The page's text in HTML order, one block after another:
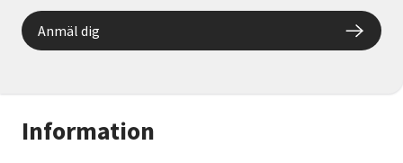
Information
Anmäl dig